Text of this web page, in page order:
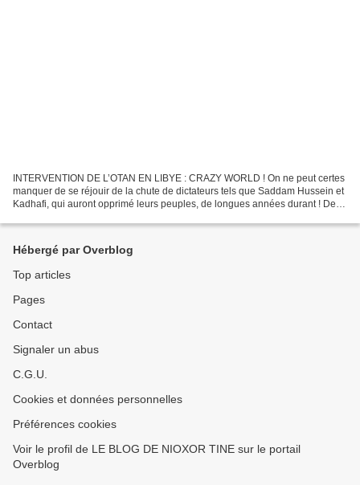
INTERVENTION DE L’OTAN EN LIBYE : CRAZY WORLD ! On ne peut certes
manquer de se réjouir de la chute de dictateurs tels que Saddam Hussein et
Kadhafi, qui auront opprimé leurs peuples, de longues années durant ! De
Hébergé par Overblog
Top articles
Pages
Contact
Signaler un abus
C.G.U.
Cookies et données personnelles
Préférences cookies
Voir le profil de LE BLOG DE NIOXOR TINE sur le portail
Overblog